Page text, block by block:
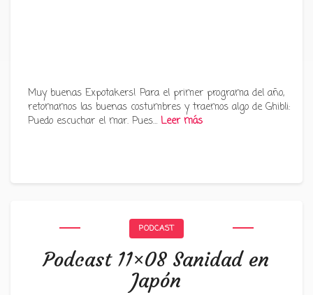
Muy buenas Expotakers! Para el primer programa del año,
retomamos las buenas costumbres y traemos algo de Ghibli:
Puedo escuchar el mar. Pues… Leer más
PODCAST
Podcast 11×08 Sanidad en
Japón